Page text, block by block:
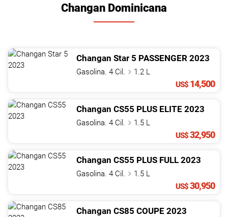
Changan Dominicana
Changan Star 5 PASSENGER 2023
Gasolina. 4 Cil.
1.2 L
US$ 14,500
Changan CS55 PLUS ELITE 2023
Gasolina. 4 Cil.
1.5 L
US$32,950
Changan CS55 PLUS FULL 2023
Gasolina. 4 Cil.
1.5 L
US$30,950
Changan CS85 COUPE 2023